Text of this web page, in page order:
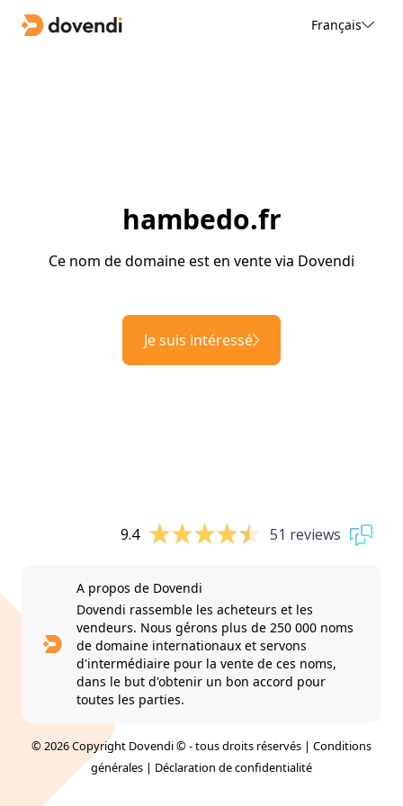
Français
hambedo.fr
Ce nom de domaine est en vente via Dovendi
Je suis intéressé
9.4 51 reviews
A propos de Dovendi
Dovendi rassemble les acheteurs et les
vendeurs. Nous gérons plus de 250 000 noms
de domaine internationaux et servons
d'intermédiaire pour la vente de ces noms,
dans le but d'obtenir un bon accord pour
toutes les parties.
© 2026 Copyright Dovendi © - tous droits réservés | Conditions
générales | Déclaration de confidentialité